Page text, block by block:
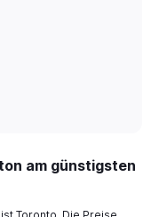
am günstigsten